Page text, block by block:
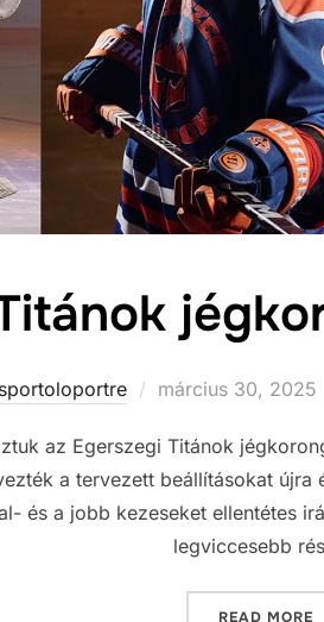
sportoloportre
Posted
március 30, 2025
az Egerszegi Titánok
a tervezett beállításokat
és a jobb kezeseket ellentétes
legviccesebb
READ MORE